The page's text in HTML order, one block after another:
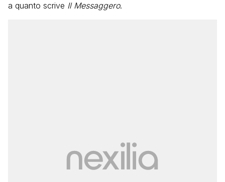
a quanto scrive Il Messaggero.